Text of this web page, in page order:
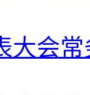
大会